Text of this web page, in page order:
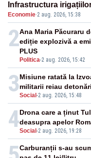
Infrastructura
Economie·2 aug. 2026, 15:38
2
Politica-2 aug. 2026, 15:42
Ana Maria Păcuraru
ediție explozivă a
PLUS
3Social -2 aug. 2026, 15:48
Misiune ratată la
militarii reiau
4Social -2 aug. 2026, 19:28
Drona care a ținut
deasupra apelor
Carburanții s-au